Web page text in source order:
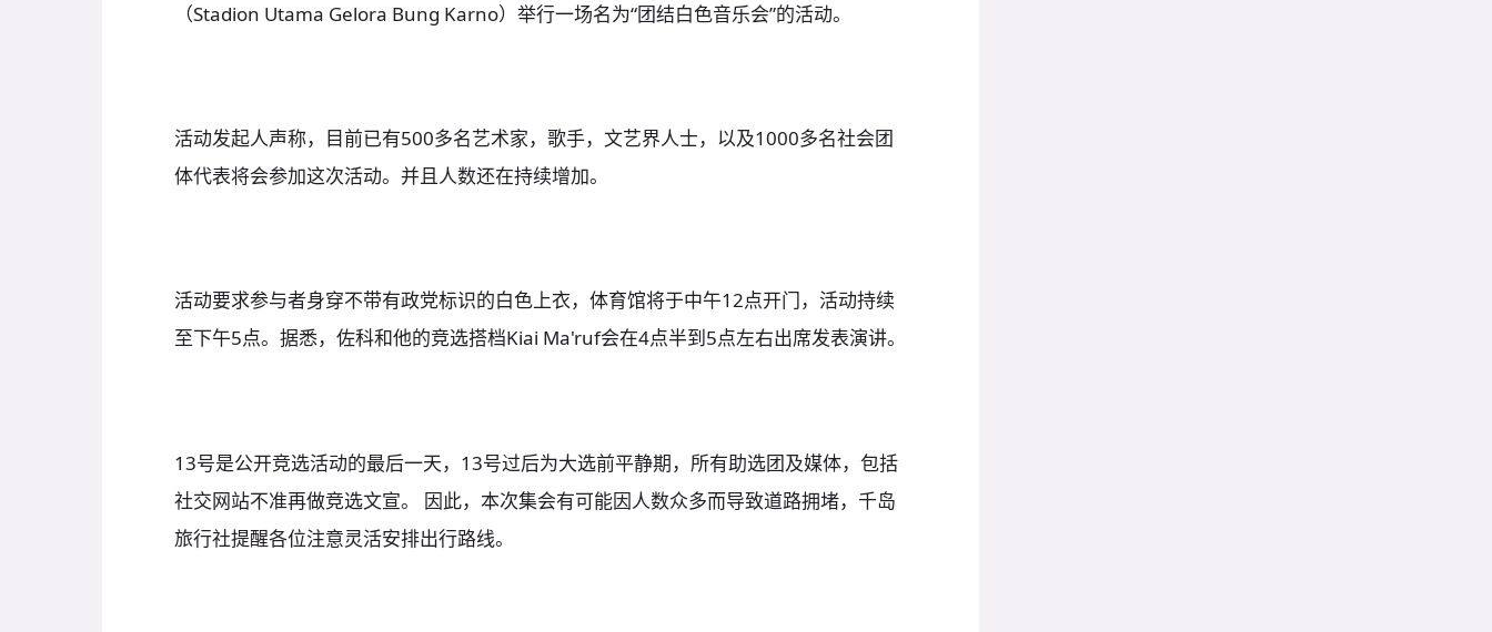
（Stadion Utama Gelora Bung Karno）举行一场名为“团结白色音乐会”的活动。
活动发起人声称，目前已有500多名艺术家，歌手，文艺界人士，以及1000多名社会团
体代表将会参加这次活动。并且人数还在持续增加。
活动要求参与者身穿不带有政党标识的白色上衣，体育馆将于中午12点开门，活动持续
至下午5点。据悉，佐科和他的竞选搭档Kiai Ma'ruf会在4点半到5点左右出席发表演讲。
13号是公开竞选活动的最后一天，13号过后为大选前平静期，所有助选团及媒体，包括
社交网站不准再做竞选文宣。 因此，本次集会有可能因人数众多而导致道路拥堵，千岛
旅行社提醒各位注意灵活安排出行路线。